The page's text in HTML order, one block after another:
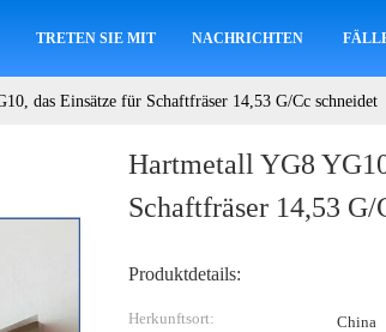
TRETEN SIE MIT UNS IN VERBINDUNG
NACHRICHTEN
das Einsätze für Schaftfräser 14,53 G/Cc schneidet
Hartmetall YG8
Schaftfräser 14,53 G/
Produktdetails:
Herkunftsort: China